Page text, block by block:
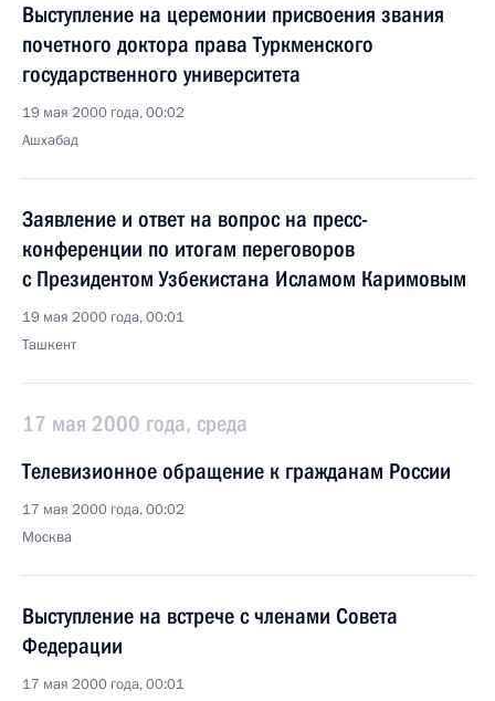
Выступление на церемонии присвоения звания
почетного доктора права Туркменского
государственного университета
19 мая 2000 года, 00:02
Ашхабад
Заявление и ответ на вопрос на пресс-
конференции по итогам переговоров
с Президентом Узбекистана Исламом Каримовым
19 мая 2000 года, 00:01
Ташкент
17 мая 2000 года, среда
Телевизионное обращение к гражданам России
17 мая 2000 года, 00:02
Москва
Выступление на встрече с членами Совета
Федерации
17 мая 2000 года, 00:01